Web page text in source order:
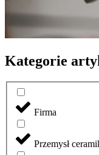
Kategorie
Firma
Przemysł